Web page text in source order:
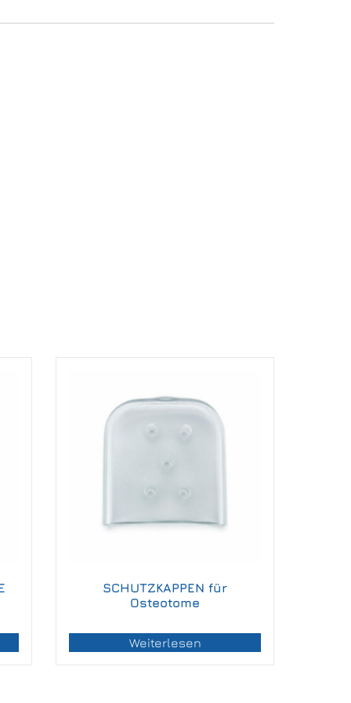
SCHUTZKAPPEN für
Osteotome
Weiterlesen